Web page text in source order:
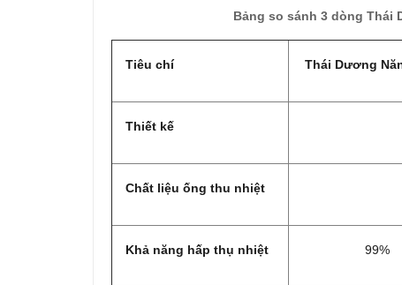
Bảng so sánh 3 dòng Thái
Tiêu chí Thái Dương
Thiết kế
Chất liệu ống thu nhiệt
Khả năng hấp thụ nhiệt 99%